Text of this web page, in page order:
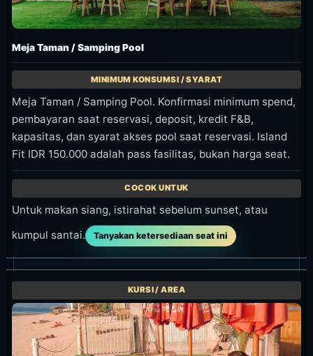
Meja Taman / Samping Pool
Meja Taman / Samping Pool. Konfirmasi minimum spend,
pembayaran saat reservasi, deposit, kredit F&B,
kapasitas, dan syarat akses pool saat reservasi. Island
Fit IDR 150.000 adalah pass fasilitas, bukan harga seat.
Untuk makan siang, istirahat sebelum sunset, atau
kumpul santai.
Tanyakan ketersediaan seat ini